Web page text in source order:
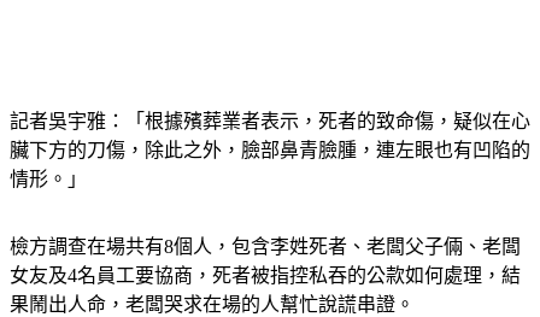
記者吳宇雅：「根據殯葬業者表示，死者的致命傷，疑似在心
臟下方的刀傷，除此之外，臉部鼻青臉腫，連左眼也有凹陷的
情形。」
檢方調查在場共有8個人，包含李姓死者、老闆父子倆、老闆
女友及4名員工要協商，死者被指控私吞的公款如何處理，結
果鬧出人命，老闆哭求在場的人幫忙說謊串證。